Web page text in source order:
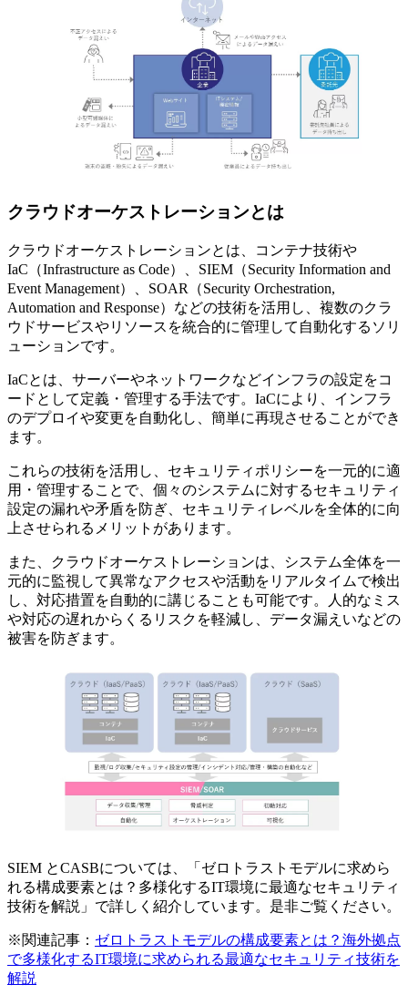
クラウドオーケストレーションとは
クラウドオーケストレーションとは、コンテナ技術や
IaC（Infrastructure as Code）、SIEM（Security Information and
Event Management）、SOAR（Security Orchestration,
Automation and Response）などの技術を活用し、複数のクラ
ウドサービスやリソースを統合的に管理して自動化するソリ
ューションです。
IaCとは、サーバーやネットワークなどインフラの設定をコ
ードとして定義・管理する手法です。IaCにより、インフラ
のデプロイや変更を自動化し、簡単に再現させることができ
ます。
これらの技術を活用し、セキュリティポリシーを一元的に適
用・管理することで、個々のシステムに対するセキュリティ
設定の漏れや矛盾を防ぎ、セキュリティレベルを全体的に向
上させられるメリットがあります。
また、クラウドオーケストレーションは、システム全体を一
元的に監視して異常なアクセスや活動をリアルタイムで検出
し、対応措置を自動的に講じることも可能です。人的なミス
や対応の遅れからくるリスクを軽減し、データ漏えいなどの
被害を防ぎます。
SIEM とCASBについては、「ゼロトラストモデルに求めら
れる構成要素とは？多様化するIT環境に最適なセキュリティ
技術を解説」で詳しく紹介しています。是非ご覧ください。
※関連記事： ゼロトラストモデルの構成要素とは？海外拠点
で多様化するIT環境に求められる最適なセキュリティ技術を
解説